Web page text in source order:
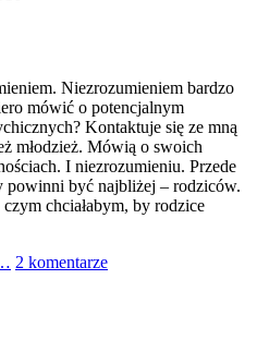
Niezrozumieniem bardzo
mówić o potencjalnym
Kontaktuje się ze mną
młodzież. Mówią o swoich
I niezrozumieniu. Przede
powinni być najbliżej – rodziców.
chciałabym, by rodzice
2 komentarze